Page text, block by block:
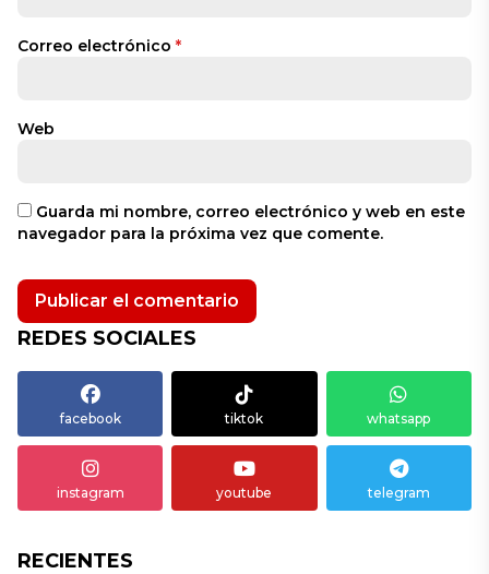
Correo electrónico *
Web
Guarda mi nombre, correo electrónico y web en este
navegador para la próxima vez que comente.
REDES SOCIALES
facebook tiktok whatsapp
instagram youtube telegram
RECIENTES